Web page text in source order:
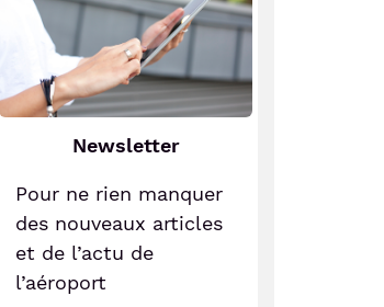
Newsletter
Pour ne rien manquer
des nouveaux articles
et de l’actu de
l’aéroport